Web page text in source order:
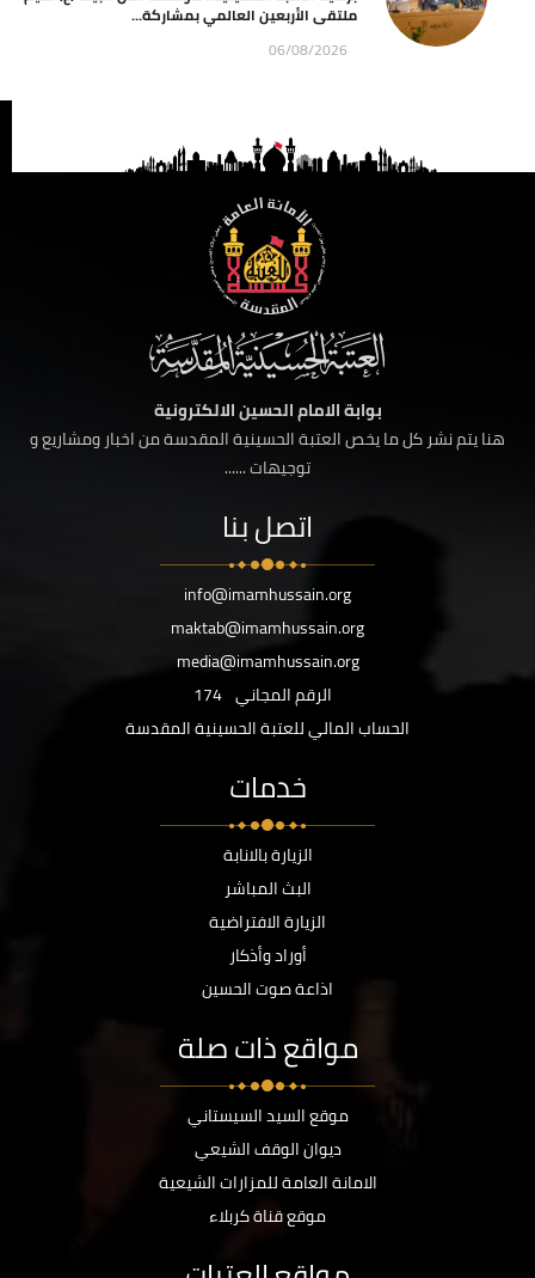
ملتقى الأربعين العالمي بمشاركة...
06/08/2026
بوابة الامام الحسين الالكترونية
هنا يتم نشر كل ما يخص العتبة الحسينية المقدسة من اخبار ومشاريع و
توجيهات ......
اتصل بنا
info@imamhussain.org
maktab@imamhussain.org
media@imamhussain.org
الرقم المجاني 174
الحساب المالي للعتبة الحسينية المقدسة
خدمات
الزيارة بالانابة
البث المباشر
الزيارة الافتراضية
أوراد وأذكار
اذاعة صوت الحسين
مواقع ذات صلة
موقع السيد السيستاني
ديوان الوقف الشيعي
الامانة العامة للمزارات الشيعية
موقع قناة كربلاء